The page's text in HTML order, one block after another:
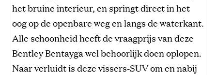
het bruine interieur, en springt direct in het
oog op de openbare weg en langs de waterkant.
Alle schoonheid heeft de vraagprijs van deze
Bentley Bentayga wel behoorlijk doen oplopen.
Naar verluidt is deze vissers-SUV om en nabij